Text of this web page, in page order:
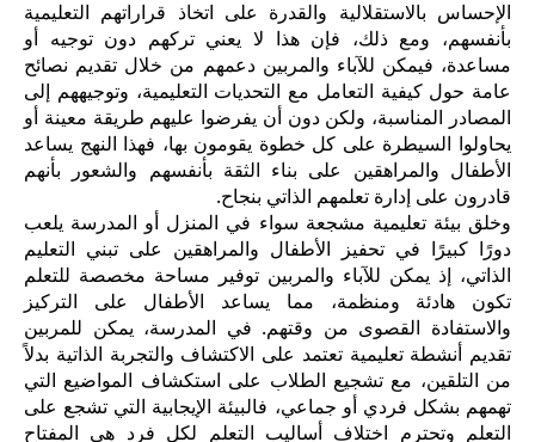
الإحساس بالاستقلالية والقدرة على اتخاذ قراراتهم التعليمية
بأنفسهم، ومع ذلك، فإن هذا لا يعني تركهم دون توجيه أو
مساعدة، فيمكن للآباء والمربين دعمهم من خلال تقديم نصائح
عامة حول كيفية التعامل مع التحديات التعليمية، وتوجيههم إلى
المصادر المناسبة، ولكن دون أن يفرضوا عليهم طريقة معينة أو
يحاولوا السيطرة على كل خطوة يقومون بها، فهذا النهج يساعد
الأطفال والمراهقين على بناء الثقة بأنفسهم والشعور بأنهم
قادرون على إدارة تعلمهم الذاتي بنجاح.
وخلق بيئة تعليمية مشجعة سواء في المنزل أو المدرسة يلعب
دورًا كبيرًا في تحفيز الأطفال والمراهقين على تبني التعليم
الذاتي، إذ يمكن للآباء والمربين توفير مساحة مخصصة للتعلم
تكون هادئة ومنظمة، مما يساعد الأطفال على التركيز
والاستفادة القصوى من وقتهم. في المدرسة، يمكن للمربين
تقديم أنشطة تعليمية تعتمد على الاكتشاف والتجربة الذاتية بدلاً
من التلقين، مع تشجيع الطلاب على استكشاف المواضيع التي
تهمهم بشكل فردي أو جماعي، فالبيئة الإيجابية التي تشجع على
التعلم وتحترم اختلاف أساليب التعلم لكل فرد هي المفتاح